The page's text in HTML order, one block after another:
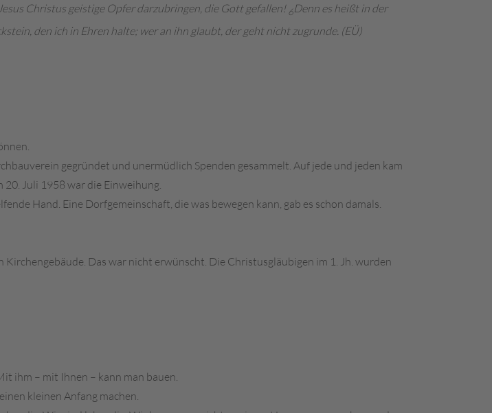
Christus geistige Opfer darzubringen, die Gott gefallen!6Denn es heißt in der
den ich in Ehren halte; wer an ihn glaubt, der geht nicht zugrunde. (EÜ)
gegründet und unermüdlich Spenden gesammelt. Auf jede und jeden kam
Juli 1958 war die Einweihung.
Hand. Eine Dorfgemeinschaft, die was bewegen kann, gab es schon damals.
Das war nicht erwünscht. Die Christusgläubigen im 1. Jh. wurden
ihm – mit Ihnen – kann man bauen.
kleinen Anfang machen.